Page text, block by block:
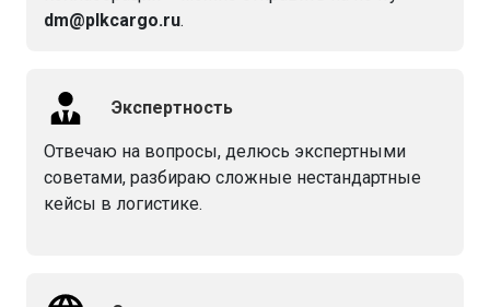
dm@plkcargo.ru.
Экспертность
Отвечаю на вопросы, делюсь экспертными
советами, разбираю сложные нестандартные
кейсы в логистике.